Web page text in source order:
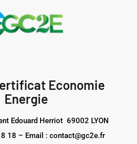
Economie
Energie
Edouard Herriot 69002 LYON
18 – Email : contact@gc2e.fr